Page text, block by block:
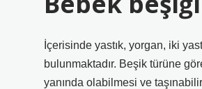
İçerisinde yastık, yorgan, iki
bulunmaktadır. Beşik türüne
yanında olabilmesi ve